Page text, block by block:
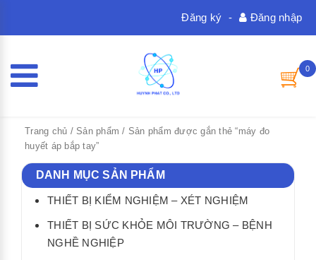
Đăng nhập
-
Đăng ký
0
Trang chủ / Sản phẩm / Sản phẩm được gắn thẻ “máy đo
huyết áp bắp tay”
DANH MỤC SẢN PHẨM
THIẾT BỊ KIỂM NGHIỆM – XÉT NGHIỆM
THIẾT BỊ SỨC KHỎE MÔI TRƯỜNG – BỆNH
NGHỀ NGHIỆP